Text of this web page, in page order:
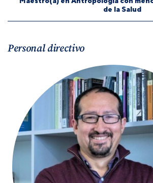
de la Salud
Personal directivo